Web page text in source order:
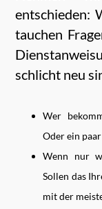
entschieden:
tauchen
schlicht neu
Wer
Oder ein
Wenn nur
Sollen das
mit der